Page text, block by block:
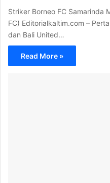
Striker Borneo FC Samarinda
FC) Editorialkaltim.com –
dan Bali United…
Read More »